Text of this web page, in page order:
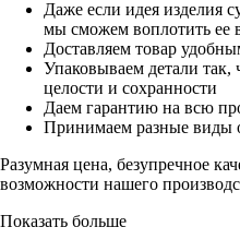
Даже если идея изделия
мы сможем воплотить ее
Доставляем товар
Упаковываем детали
целости и сохранности
Даем гарантию на всю
Принимаем разные виды
Разумная цена, безупречное
возможности нашего
Показать больше